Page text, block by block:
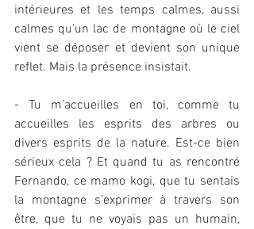
intérieures et les temps calmes, aussi
calmes qu’un lac de montagne où le ciel
vient se déposer et devient son unique
reflet. Mais la présence insistait.
- Tu m’accueilles en toi, comme tu
accueilles les esprits des arbres ou
divers esprits de la nature. Est-ce bien
sérieux cela ? Et quand tu as rencontré
Fernando, ce mamo kogi, que tu sentais
la montagne s’exprimer à travers son
être, que tu ne voyais pas un humain,